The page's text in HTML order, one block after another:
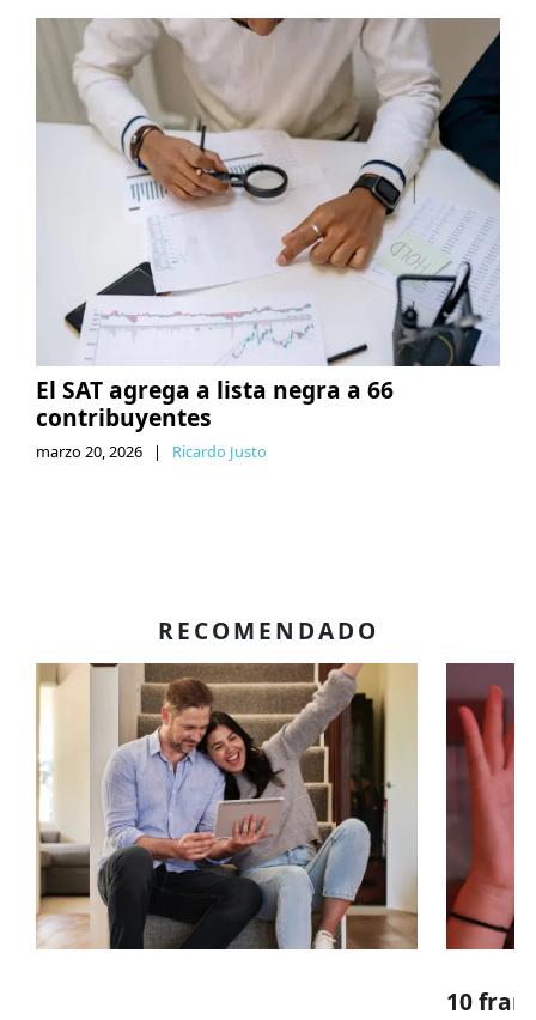
El SAT agrega a lista negra a 66
contribuyentes
marzo 20, 2026 | Ricardo Justo
RECOMENDADO
10